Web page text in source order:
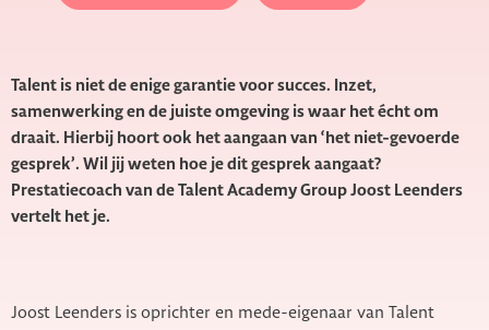
Talent is niet de enige garantie voor succes. Inzet,
samenwerking en de juiste omgeving is waar het écht om
draait. Hierbij hoort ook het aangaan van ‘het niet-gevoerde
gesprek’. Wil jij weten hoe je dit gesprek aangaat?
Prestatiecoach van de Talent Academy Group Joost Leenders
vertelt het je.
Joost Leenders is oprichter en mede-eigenaar van Talent